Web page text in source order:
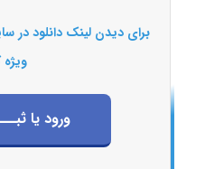
برای دیدن لینک دانلود در
ویژه
ورود یا